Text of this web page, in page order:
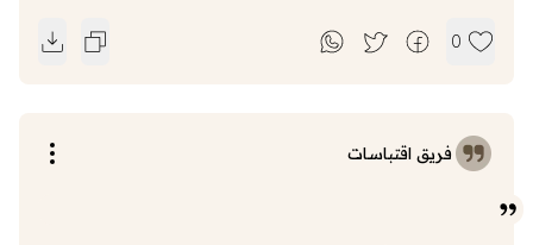
0
فريق اقتباسات